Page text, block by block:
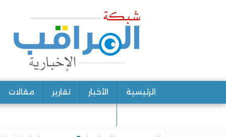
الرئيسية الأخبار تقارير مقالات